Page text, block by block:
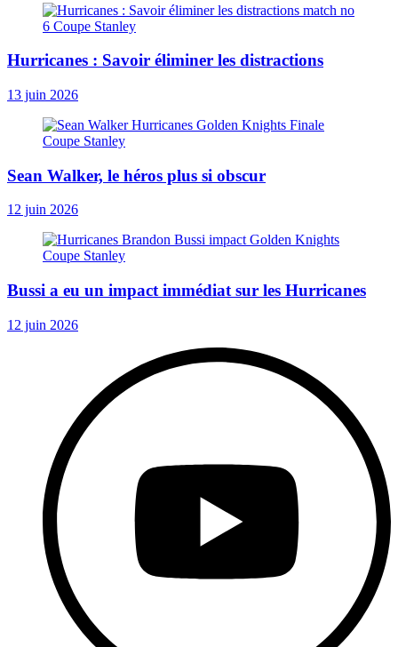
Hurricanes : Savoir éliminer les distractions
13 juin 2026
Sean Walker, le héros plus si obscur
12 juin 2026
Bussi a eu un impact immédiat sur les Hurricanes
12 juin 2026